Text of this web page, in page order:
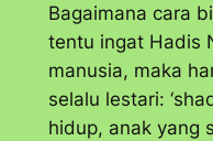
Bagaimana cara
tentu ingat Hadis
manusia, maka
selalu lestari: ‘
hidup, anak yang